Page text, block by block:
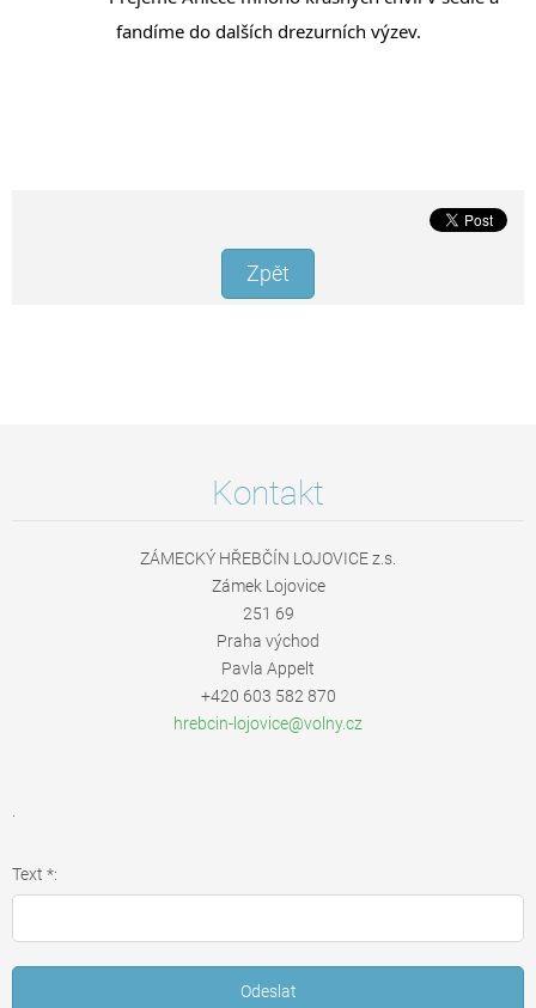
fandíme do dalších drezurních výzev.
Zpět
Kontakt
ZÁMECKÝ HŘEBČÍN LOJOVICE z.s.
Zámek Lojovice
251 69
Praha východ
Pavla Appelt
+420 603 582 870
hrebcin-lojovice@volny.cz
Text *: